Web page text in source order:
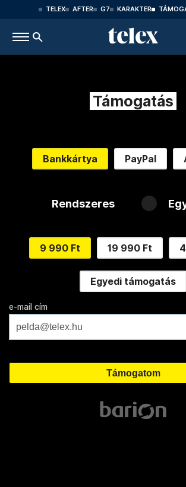
TELEX AFTER G7 KARAKTER
Támogatás
Bankkártya PayPal
Rendszeres
9 990 Ft 19 990 Ft
Egyedi támogatás
e-mail cím